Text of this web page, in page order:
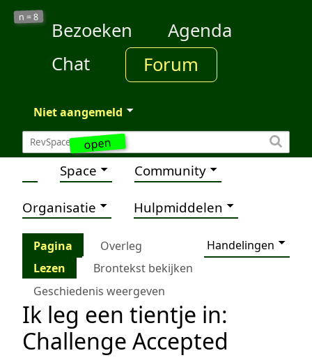
open
n =8
Bezoeken
Agenda
Chat
Forum
Niet aangemeld
Space Community
Organisatie Hulpmiddelen
Pagina Overleg
Handelingen
Lezen
Brontekst bekijken
Geschiedenis weergeven
Ik leg een tientje in:
Challenge Accepted